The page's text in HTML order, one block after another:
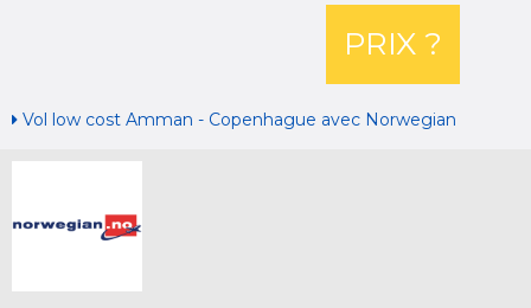
PRIX ?
Vol low cost Amman - Copenhague avec Norwegian